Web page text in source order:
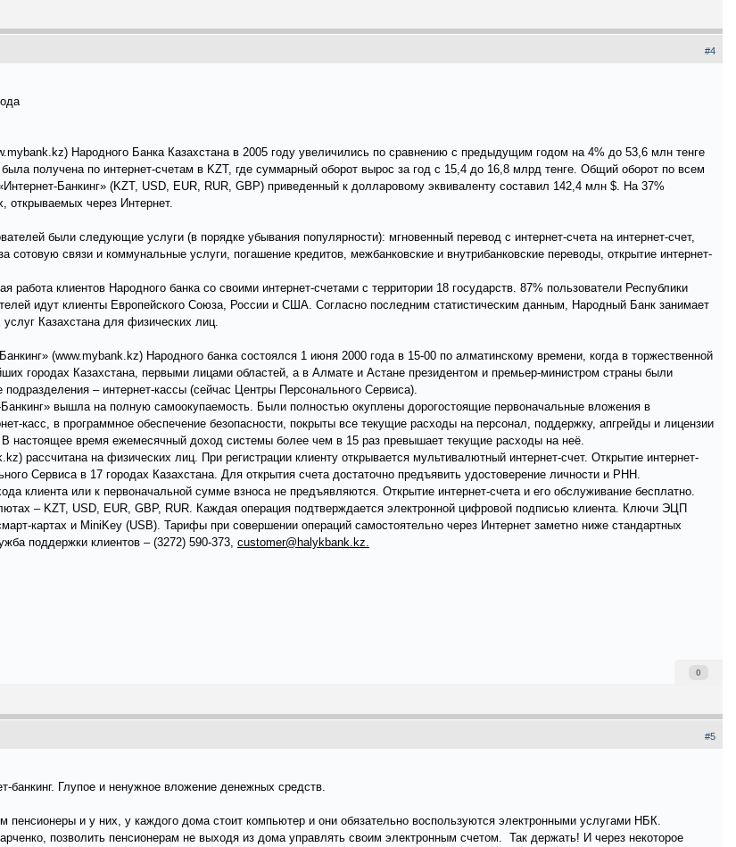
#4
Народного Банка Казахстана в 2005 году увеличились по сравнению с предыдущим годом на 4% до 53,6 млн тенге
получена по интернет-счетам в KZT, где суммарный оборот вырос за год с 15,4 до 16,8 млрд тенге. Общий оборот по всем
Банкинг» (KZT, USD, EUR, RUR, GBP) приведенный к долларовому эквиваленту составил 142,4 млн $. На 37%
через Интернет.
были следующие услуги (в порядке убывания популярности): мгновенный перевод с интернет-счета на интернет-счет,
сотовую связи и коммунальные услуги, погашение кредитов, межбанковские и внутрибанковские переводы, открытие интернет-
работа клиентов Народного банка со своими интернет-счетами с территории 18 государств. 87% пользователи Республики
идут клиенты Европейского Союза, России и США. Согласно последним статистическим данным, Народный Банк занимает
Казахстана для физических лиц.
(www.mybank.kz) Народного банка состоялся 1 июня 2000 года в 15-00 по алматинскому времени, когда в торжественной
городах Казахстана, первыми лицами областей, а в Алмате и Астане президентом и премьер-министром страны были
– интернет-кассы (сейчас Центры Персонального Сервиса).
вышла на полную самоокупаемость. Были полностью окуплены дорогостоящие первоначальные вложения в
касс, в программное обеспечение безопасности, покрыты все текущие расходы на персонал, поддержку, апгрейды и лицензии
настоящее время ежемесячный доход системы более чем в 15 раз превышает текущие расходы на неё.
рассчитана на физических лиц. При регистрации клиенту открывается мультивалютный интернет-счет. Открытие интернет-
Сервиса в 17 городах Казахстана. Для открытия счета достаточно предъявить удостоверение личности и РНН.
клиента или к первоначальной сумме взноса не предъявляются. Открытие интернет-счета и его обслуживание бесплатно.
– KZT, USD, EUR, GBP, RUR. Каждая операция подтверждается электронной цифровой подписью клиента. Ключи ЭЦП
картах и MiniKey (USB). Тарифы при совершении операций самостоятельно через Интернет заметно ниже стандартных
поддержки клиентов – (3272) 590-373, customer@halykbank.kz.
0
#5
банкинг. Глупое и ненужное вложение денежных средств.
пенсионеры и у них, у каждого дома стоит компьютер и они обязательно воспользуются электронными услугами НБК.
позволить пенсионерам не выходя из дома управлять своим электронным счетом. Так держать! И через некоторое